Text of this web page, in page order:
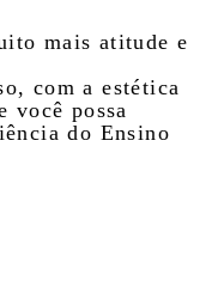
mais atitude e
com a estética
você possa
do Ensino